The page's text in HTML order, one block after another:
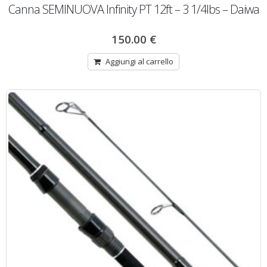
Canna SEMINUOVA Infinity PT 12ft – 3 1/4lbs – Daiwa
150.00 €
Aggiungi al carrello